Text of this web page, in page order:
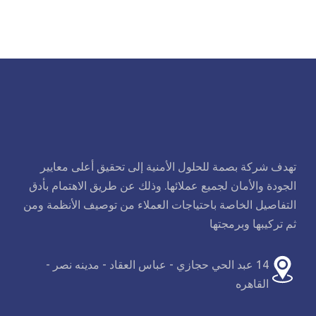
14 عبد الحي حجازي - عباس العقاد - مدينه نصر -
القاهره
تهدف شركة بصمة للحلول الأمنية إلى تحقيق أعلى معايير
الجودة والأمان لجميع عملائها. وذلك عن طريق الاهتمام بأدق
التفاصيل الخاصة باحتياجات العملاء من توصيف الأنظمة ومن
ثم تركيبها وبرمجتها